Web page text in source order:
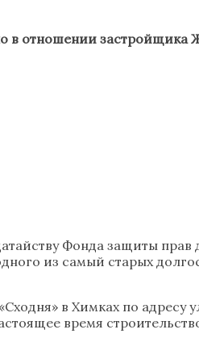
в отношении
Фонда защиты
из самый старых
в Химках по адресу
время